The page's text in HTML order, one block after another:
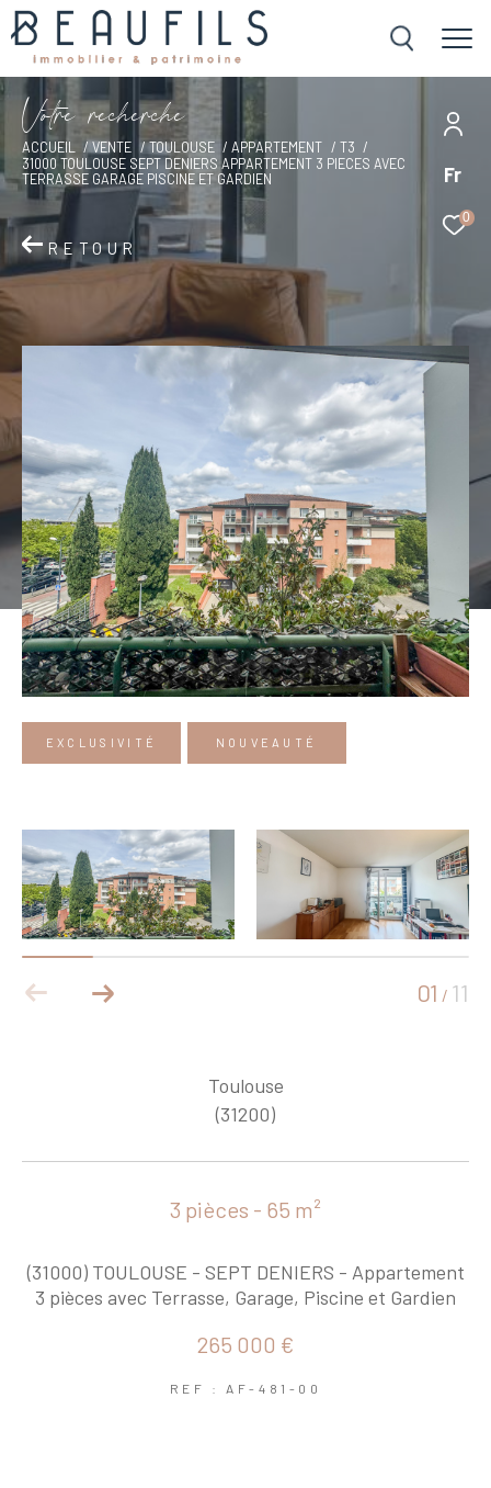
Fr
0
Votre recherche
ACCUEIL VENTE TOULOUSE APPARTEMENT
T3
31000 TOULOUSE SEPT DENIERS APPARTEMENT 3 PIECES AVEC
TERRASSE GARAGE PISCINE ET GARDIEN
RETOUR
EXCLUSIVITÉ NOUVEAUTÉ
01 / 11
Toulouse
(31200)
3 pièces - 65 m²
(31000) TOULOUSE - SEPT DENIERS - Appartement
3 pièces avec Terrasse, Garage, Piscine et Gardien
265 000 €
REF : AF-481-00